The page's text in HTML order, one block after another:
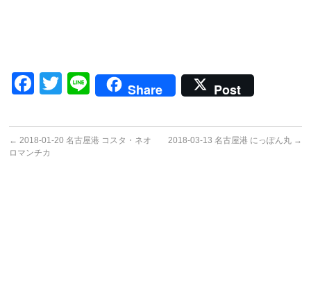
Facebook
Twitter
LineShare Post
← 2018-01-20 名古屋港 コスタ・ネオ
ロマンチカ
2018-03-13 名古屋港 にっぽん丸 →